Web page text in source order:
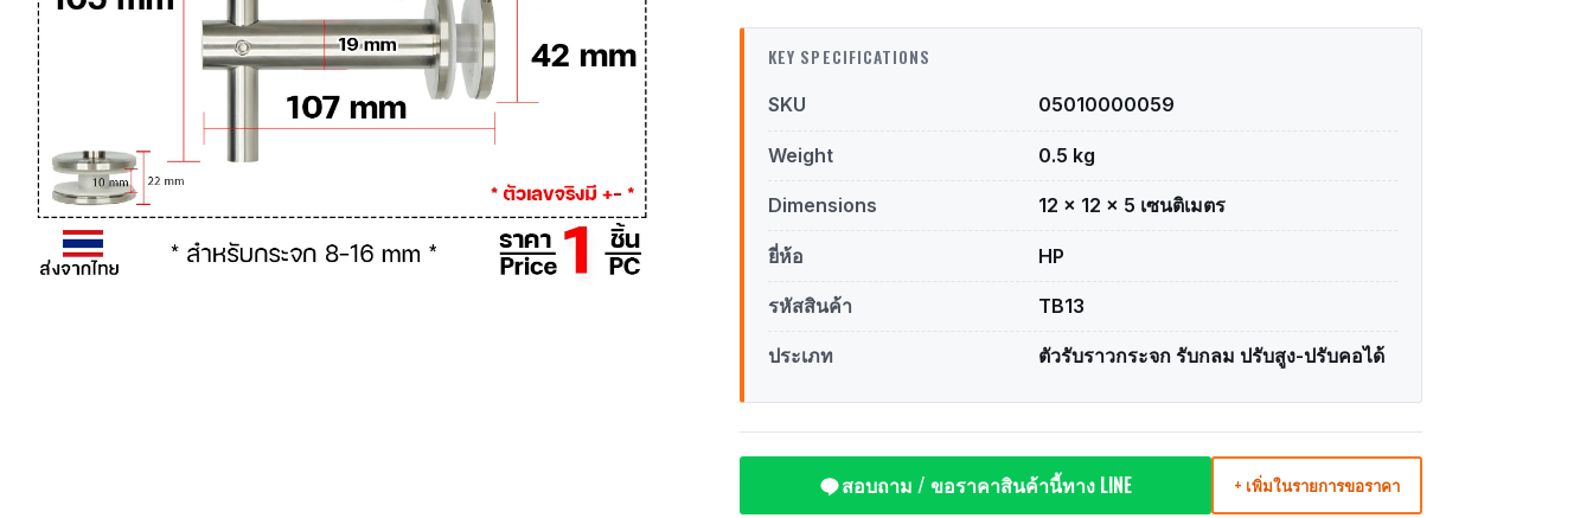
KEY SPECIFICATIONS
SKU 05010000059
Weight 0.5 kg
Dimensions 12 × 12 × 5 เซนติเมตร
ยี่ห้อ HP
รหัสสินค้า TB13
ประเภท ตัวรับราวกระจก รับกลม ปรับสูง-ปรับคอได้
สอบถาม / ขอราคาสินค้านี้ทาง LINE + เพิ่มในรายการขอราคา